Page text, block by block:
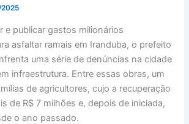
e publicar gastos milionários
asfaltar ramais em Iranduba, o prefeito
uma série de denúncias na cidade
infraestrutura. Entre essas obras, um
de agricultores, cujo a recuperação
de R$ 7 milhões e, depois de iniciada,
o ano passado.